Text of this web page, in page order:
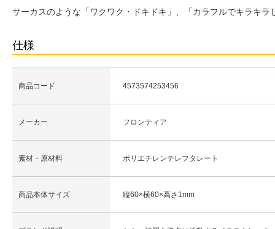
サーカスのような「ワクワク・ドキドキ」、「カラフルでキラキ
仕様
商品コード 4573574253456
メーカー フロンティア
素材・原材料 ポリエチレンテレフタレート
商品本体サイズ 縦60×横60×高さ1mm